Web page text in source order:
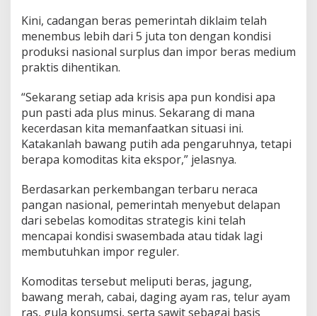
Kini, cadangan beras pemerintah diklaim telah
menembus lebih dari 5 juta ton dengan kondisi
produksi nasional surplus dan impor beras medium
praktis dihentikan.
“Sekarang setiap ada krisis apa pun kondisi apa
pun pasti ada plus minus. Sekarang di mana
kecerdasan kita memanfaatkan situasi ini.
Katakanlah bawang putih ada pengaruhnya, tetapi
berapa komoditas kita ekspor,” jelasnya.
Berdasarkan perkembangan terbaru neraca
pangan nasional, pemerintah menyebut delapan
dari sebelas komoditas strategis kini telah
mencapai kondisi swasembada atau tidak lagi
membutuhkan impor reguler.
Komoditas tersebut meliputi beras, jagung,
bawang merah, cabai, daging ayam ras, telur ayam
ras, gula konsumsi, serta sawit sebagai basis